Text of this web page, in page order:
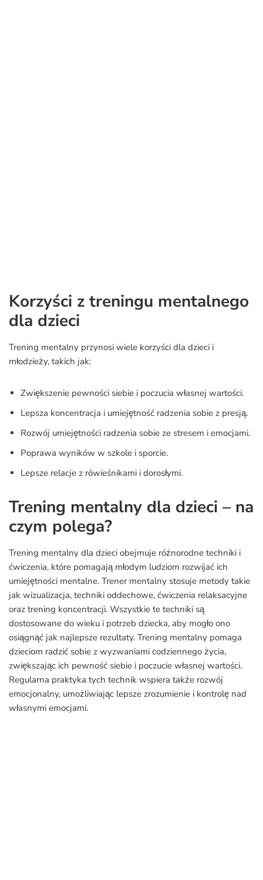
Korzyści z treningu mentalnego
dla dzieci
Trening mentalny przynosi wiele korzyści dla dzieci i
młodzieży, takich jak:
Zwiększenie pewności siebie i poczucia własnej wartości.
Lepsza koncentracja i umiejętność radzenia sobie z presją.
Rozwój umiejętności radzenia sobie ze stresem i emocjami.
Poprawa wyników w szkole i sporcie.
Lepsze relacje z rówieśnikami i dorosłymi.
Trening mentalny dla dzieci – na
czym polega?
Trening mentalny dla dzieci obejmuje różnorodne techniki i
ćwiczenia, które pomagają młodym ludziom rozwijać ich
umiejętności mentalne. Trener mentalny stosuje metody takie
jak wizualizacja, techniki oddechowe, ćwiczenia relaksacyjne
oraz trening koncentracji. Wszystkie te techniki są
dostosowane do wieku i potrzeb dziecka, aby mogło ono
osiągnąć jak najlepsze rezultaty. Trening mentalny pomaga
dzieciom radzić sobie z wyzwaniami codziennego życia,
zwiększając ich pewność siebie i poczucie własnej wartości.
Regularna praktyka tych technik wspiera także rozwój
emocjonalny, umożliwiając lepsze zrozumienie i kontrolę nad
własnymi emocjami.